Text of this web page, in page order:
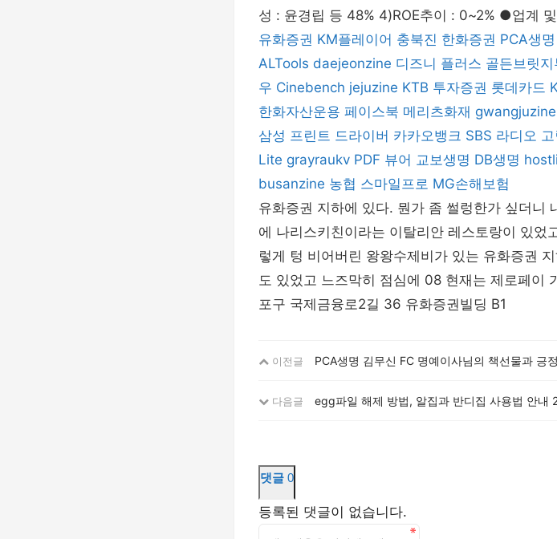
성 : 윤경립 등 48% 4)ROE추이 : 0~2% ●업계
유화증권 KM플레이어 충북진 한화증권 PCA생명
ALTools daejeonzine 디즈니 플러스 골든브릿지
우 Cinebench jejuzine KTB 투자증권 롯데카드
한화자산운용 페이스북 메리츠화재 gwangjuzine
삼성 프린트 드라이버 카카오뱅크 SBS 라디오
Lite grayraukv PDF 뷰어 교보생명 DB생명
busanzine 농협 스마일프로 MG손해보험
유화증권 지하에 있다. 뭔가 좀 썰렁한가 싶더니
에 나리스키친이라는 이탈리안 레스토랑이 있었
렇게 텅 비어버린 왕왕수제비가 있는 유화증권
도 있었고 느즈막히 점심에 08 현재는 제로페이
포구 국제금융로2길 36 유화증권빌딩 B1
이전글 PCA생명 김무신 FC 명예이사님의 책선물과 긍
다음글 egg파일 해제 방법, 알집과 반디집 사용법 안내
댓글 0
등록된 댓글이 없습니다.